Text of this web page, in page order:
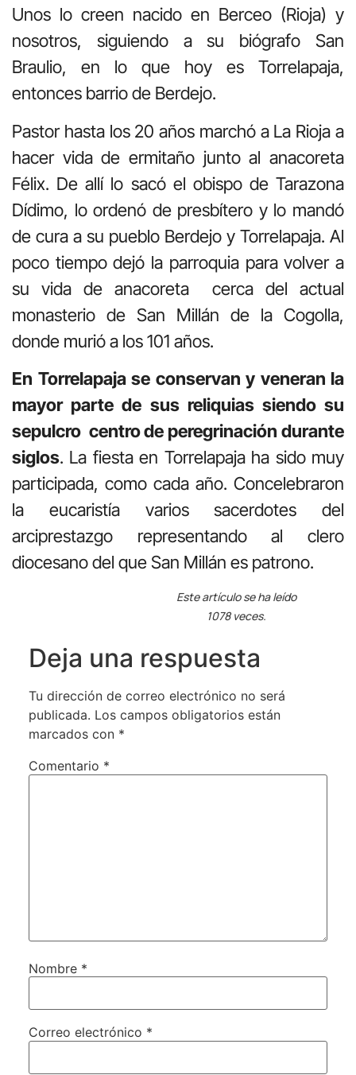
Unos lo creen nacido en Berceo (Rioja) y
nosotros, siguiendo a su biógrafo San
Braulio, en lo que hoy es Torrelapaja,
entonces barrio de Berdejo.
Pastor hasta los 20 años marchó a La Rioja a
hacer vida de ermitaño junto al anacoreta
Félix. De allí lo sacó el obispo de Tarazona
Dídimo, lo ordenó de presbítero y lo mandó
de cura a su pueblo Berdejo y Torrelapaja. Al
poco tiempo dejó la parroquia para volver a
su vida de anacoreta cerca del actual
monasterio de San Millán de la Cogolla,
donde murió a los 101 años.
En Torrelapaja se conservan y veneran la
mayor parte de sus reliquias siendo su
sepulcro centro de peregrinación durante
siglos. La fiesta en Torrelapaja ha sido muy
participada, como cada año. Concelebraron
la eucaristía varios sacerdotes del
arciprestazgo representando al clero
diocesano del que San Millán es patrono.
Este artículo se ha leído
1078 veces.
Deja una respuesta
Tu dirección de correo electrónico no será
publicada. Los campos obligatorios están
marcados con *
Comentario *
Nombre *
Correo electrónico *